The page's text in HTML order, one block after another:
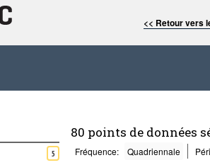
<< Retour vers
5
80 points de données
Fréquence: Quadriennale